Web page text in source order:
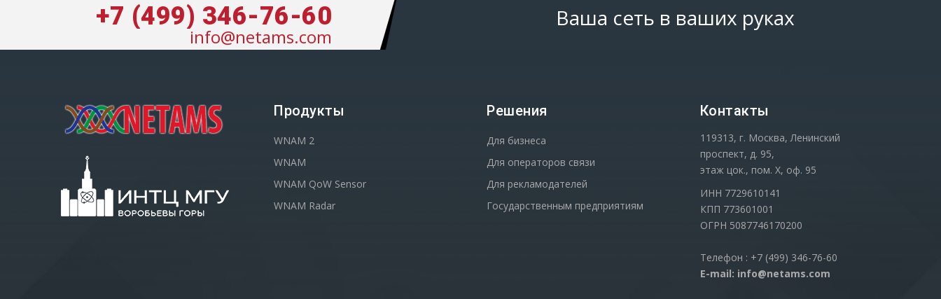
+7 (499) 346-76-60
info@netams.com
Ваша сеть в ваших руках
Продукты
WNAM 2
WNAM
WNAM QoW Sensor
WNAM Radar
Решения
Для бизнеса
Для операторов связи
Для рекламодателей
Государственным предприятиям
Контакты
119313, г. Москва, Ленинский
проспект, д. 95,
этаж цок., пом. Х, оф. 95
ИНН 7729610141
КПП 773601001
ОГРН 5087746170200
Телефон : +7 (499) 346-76-60
E-mail: info@netams.com